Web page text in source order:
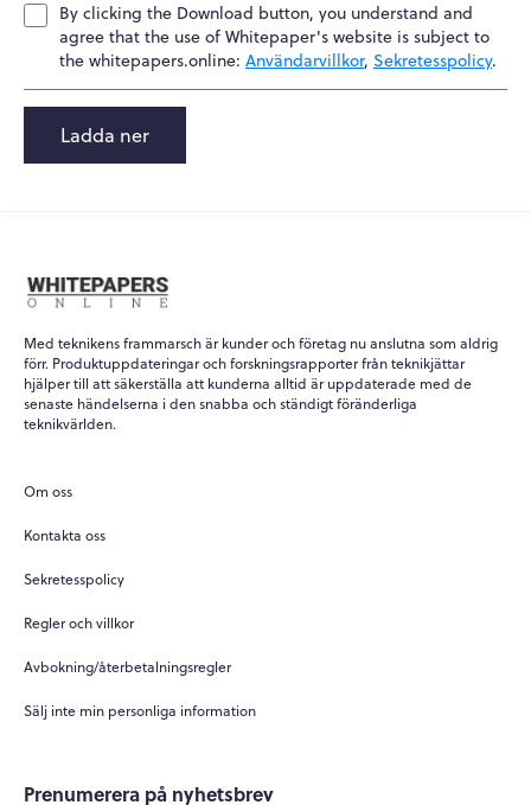
By clicking the Download button, you understand and
agree that the use of Whitepaper's website is subject to
the whitepapers.online: Användarvillkor, Sekretesspolicy.
Ladda ner
Med teknikens frammarsch är kunder och företag nu anslutna som aldrig
förr. Produktuppdateringar och forskningsrapporter från teknikjättar
hjälper till att säkerställa att kunderna alltid är uppdaterade med de
senaste händelserna i den snabba och ständigt föränderliga
teknikvärlden.
Om oss
Kontakta oss
Sekretesspolicy
Regler och villkor
Avbokning/återbetalningsregler
Sälj inte min personliga information
Prenumerera på nyhetsbrev